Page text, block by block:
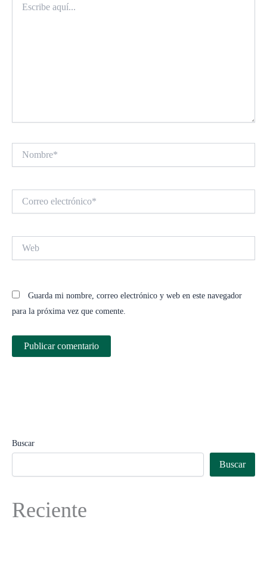
aquí...
electrónico*
Guarda mi nombre, correo electrónico y web en este navegador
para la próxima vez que comente.
Buscar
Buscar
Reciente